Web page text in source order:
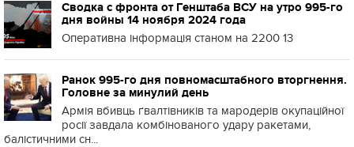
Сводка с фронта от Генштаба ВСУ на утро 995-го
дня войны 14 ноября 2024 года
Оперативна інформація станом на 2200 13
Ранок 995-го дня повномасштабного вторгнення.
Головне за минулий день
Армія вбивць ґвалтівників та мародерів окупаційної
росії завдала комбінованого удару ракетами,
балістичними сн...